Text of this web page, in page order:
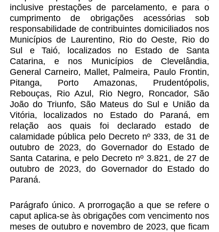
inclusive prestações de parcelamento, e para o
cumprimento de obrigações acessórias sob
responsabilidade de contribuintes domiciliados nos
Municípios de Laurentino, Rio do Oeste, Rio do
Sul e Taió, localizados no Estado de Santa
Catarina, e nos Municípios de Clevelândia,
General Carneiro, Mallet, Palmeira, Paulo Frontin,
Pitanga, Porto Amazonas, Prudentópolis,
Rebouças, Rio Azul, Rio Negro, Roncador, São
João do Triunfo, São Mateus do Sul e União da
Vitória, localizados no Estado do Paraná, em
relação aos quais foi declarado estado de
calamidade pública pelo Decreto nº 333, de 31 de
outubro de 2023, do Governador do Estado de
Santa Catarina, e pelo Decreto nº 3.821, de 27 de
outubro de 2023, do Governador do Estado do
Paraná.
Parágrafo único. A prorrogação a que se refere o
caput aplica-se às obrigações com vencimento nos
meses de outubro e novembro de 2023, que ficam